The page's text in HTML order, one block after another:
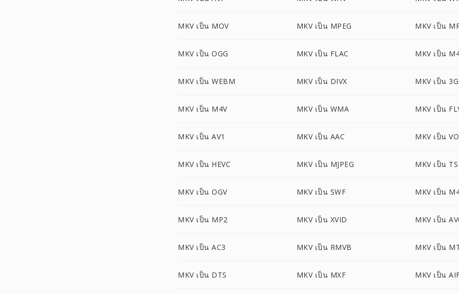
MKV เป็น MOV MKV เป็น MPEG MKV เป็น
MKV เป็น OGG MKV เป็น FLAC MKV เป็น
MKV เป็น WEBM MKV เป็น DIVX MKV เป็น
MKV เป็น M4V MKV เป็น WMA MKV เป็น
MKV เป็น AV1 MKV เป็น AAC MKV เป็น
MKV เป็น HEVC MKV เป็น MJPEG MKV เป็น TS
MKV เป็น OGV MKV เป็น SWF MKV เป็น
MKV เป็น MP2 MKV เป็น XVID MKV เป็น
MKV เป็น AC3 MKV เป็น RMVB MKV เป็น
MKV เป็น DTS MKV เป็น MXF MKV เป็น